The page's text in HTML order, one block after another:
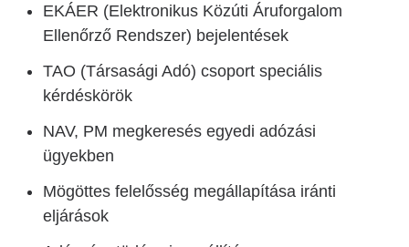
EKÁER (Elektronikus Közúti Áruforgalom
Ellenőrző Rendszer) bejelentések
TAO (Társasági Adó) csoport speciális
kérdéskörök
NAV, PM megkeresés egyedi adózási
ügyekben
Mögöttes felelősség megállapítása iránti
eljárások